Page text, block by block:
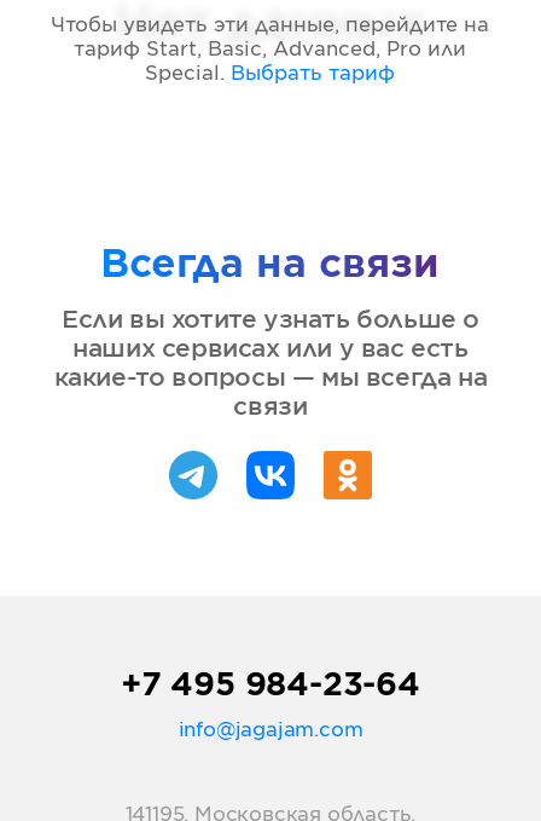
Нет данных
Чтобы увидеть эти данные, перейдите на
тариф Start, Basic, Advanced, Pro или
Special . Выбрать тариф
Всегда на связи
Если вы хотите узнать больше о
наших сервисах или у вас есть
какие-то вопросы — мы всегда на
связи
+7 495 984-23-64
info@jagajam.com
141195, Московская область,